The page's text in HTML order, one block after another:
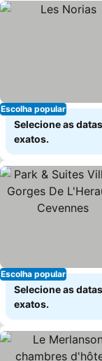
Escolha popular
Selecione as
exatos.
Escolha popular
Selecione as
exatos.